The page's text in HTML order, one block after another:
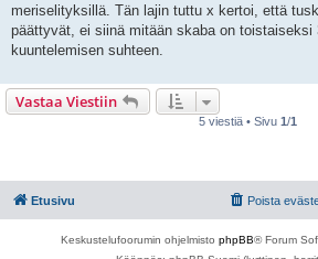
meriselityksillä. Tän lajin tuttu x kertoi, että
päättyvät, ei siinä mitään skaba on toistaiseksi
kuuntelemisen suhteen.
Vastaa Viestiin
5 viestiä • Sivu 1/1
Etusivu Poista
Keskustelufoorumin ohjelmisto phpBB® Forum